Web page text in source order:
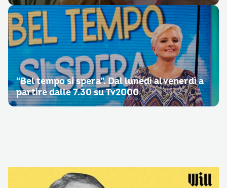
“Bel tempo si spera”. Dal lunedì al venerdì a
partire dalle 7.30 su Tv2000